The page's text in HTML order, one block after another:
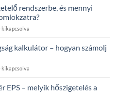
rendszerbe, és mennyi
kikapcsolva
kalkulátor – hogyan számolj
kikapcsolva
EPS – melyik hőszigetelés a